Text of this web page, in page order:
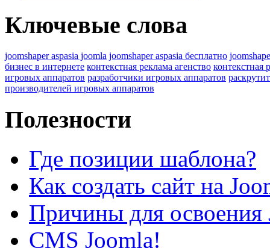
Ключевые слова
joomshaper aspasia joomla joomshaper aspasia бесплатно
бизнес в интернете контекстная реклама агенство контекстная
игровых аппаратов разработчики игровых аппаратов
производителей игровых аппаратов
Полезности
Где позиции шаблона?
Как создать сайт на
Причины для освоения
CMS Joomla!